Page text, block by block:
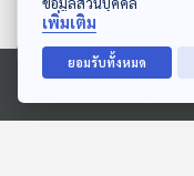
Ⓒ 2020 องค์การกระจายเสียงและแพร่
"สิงคโปร์" หลักคิด “ส
ชาติ-บริหารประเทศ” :
เพิ่มเติม
ยอมรับทั้งหมด